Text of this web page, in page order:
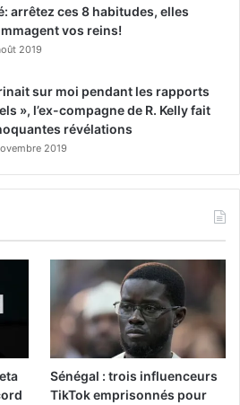
arrêtez ces 8 habitudes, elles
vos reins!
2019
sur moi pendant les rapports
», l’ex-compagne de R. Kelly fait
révélations
2019
Sénégal : trois influenceurs
TikTok emprisonnés pour